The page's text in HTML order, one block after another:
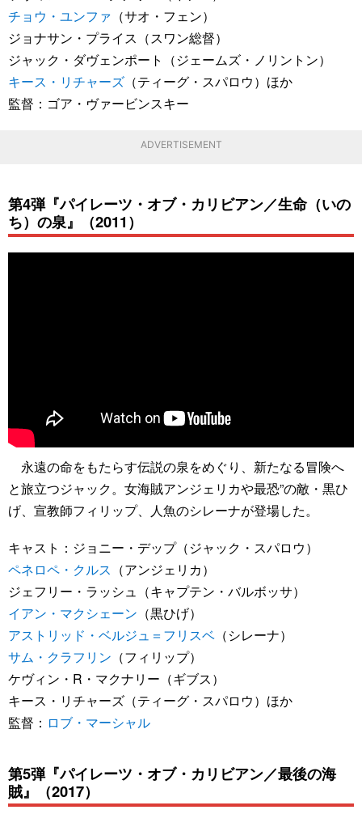
チョウ・ユンファ （サオ・フェン）
ジョナサン・プライス（スワン総督）
ジャック・ダヴェンポート（ジェームズ・ノリントン）
キース・リチャーズ （ティーグ・スパロウ）ほか
監督：ゴア・ヴァービンスキー
ADVERTISEMENT
第4弾『パイレーツ・オブ・カリビアン／生命（いの
ち）の泉』（2011）
永遠の命をもたらす伝説の泉をめぐり、新たなる冒険へ
と旅立つジャック。女海賊アンジェリカや最恐”の敵・黒ひ
げ、宣教師フィリップ、人魚のシレーナが登場した。
キャスト：ジョニー・デップ（ジャック・スパロウ）
ペネロペ・クルス （アンジェリカ）
ジェフリー・ラッシュ（キャプテン・バルボッサ）
イアン・マクシェーン （黒ひげ）
アストリッド・ベルジュ＝フリスベ （シレーナ）
サム・クラフリン （フィリップ）
ケヴィン・R・マクナリー（ギブス）
キース・リチャーズ（ティーグ・スパロウ）ほか
監督： ロブ・マーシャル
第5弾『パイレーツ・オブ・カリビアン／最後の海
賊』（2017）